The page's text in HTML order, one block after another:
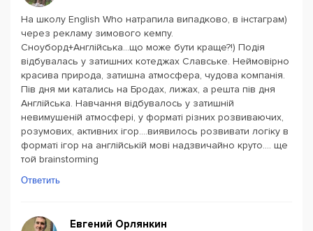
На школу English Who натрапила випадково, в інстаграм)
через рекламу зимового кемпу.
Сноуборд+Англійська...що може бути краще?!) Подія
відбувалась у затишних котеджах Славське. Неймовірно
красива природа, затишна атмосфера, чудова компанія.
Пів дня ми катались на Бродах, лижах, а решта пів дня
Англійська. Навчання відбувалось у затишній
невимушеній атмосфері, у форматі різних розвиваючих,
розумових, активних ігор....виявилось розвивати логіку в
форматі ігор на англійській мові надзвичайно круто.... ще
той brainstorming
Ответить
Евгений Орлянкин